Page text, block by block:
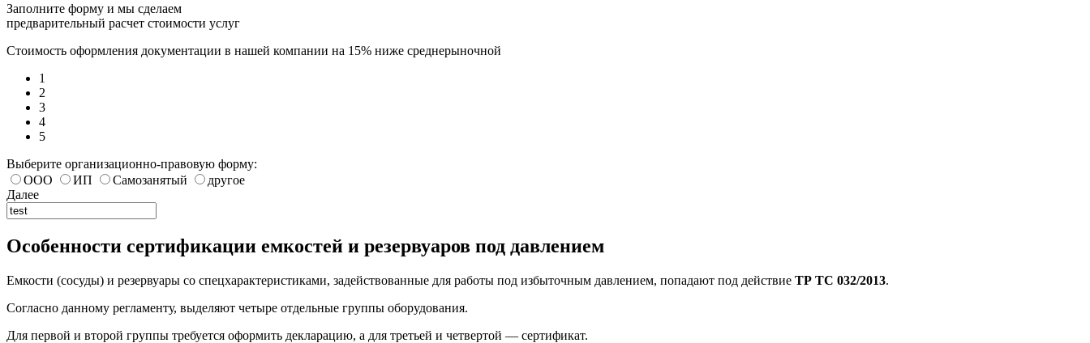
Заполните форму и мы сделаем
предварительный расчет стоимости услуг
Стоимость оформления документации в нашей компании на 15% ниже среднерыночной
1
2
3
4
5
Выберите организационно-правовую форму:
ООО
ИП Самозанятый
другое
Далее
Особенности сертификации емкостей и резервуаров под давлением
Емкости (сосуды) и резервуары со спецхарактеристиками, задействованные для работы под избыточным давлением, попадают под действие ТР ТС 032/2013.
Согласно данному регламенту, выделяют четыре отдельные группы оборудования.
Для первой и второй группы требуется оформить декларацию, а для третьей и четвертой — сертификат.